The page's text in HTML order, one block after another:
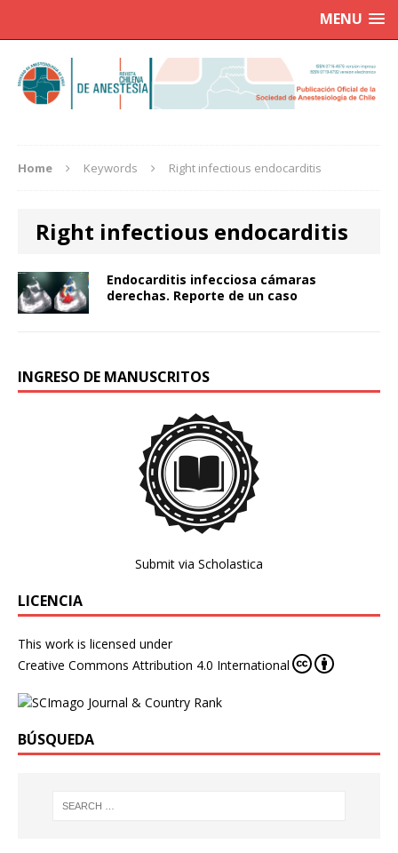
MENU
Home Keywords Right infectious endocarditis
Right infectious endocarditis
Endocarditis infecciosa cámaras
derechas. Reporte de un caso
INGRESO DE MANUSCRITOS
Submit via Scholastica
LICENCIA
This work is licensed under
Creative Commons Attribution 4.0 International
BÚSQUEDA